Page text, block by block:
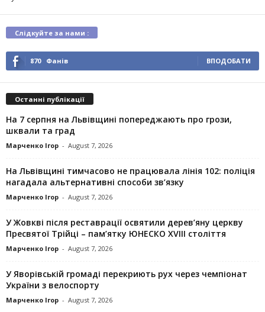
Слідкуйте за нами :
870 Фанів ВПОДОБАТИ
Останні публікації
На 7 серпня на Львівщині попереджають про грози,
шквали та град
Марченко Ігор - August 7, 2026
На Львівщині тимчасово не працювала лінія 102: поліція
нагадала альтернативні способи зв’язку
Марченко Ігор - August 7, 2026
У Жовкві після реставрації освятили дерев’яну церкву
Пресвятої Трійці – пам’ятку ЮНЕСКО XVIII століття
Марченко Ігор - August 7, 2026
У Яворівській громаді перекриють рух через чемпіонат
України з велоспорту
Марченко Ігор - August 7, 2026